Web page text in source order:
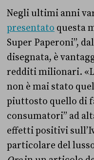
Negli ultimi anni
presentato questa
Super Paperoni”,
disegnata, è
redditi milionari.
non è mai stato
piuttosto quello di
consumatori” ad
effetti positivi
particolare del